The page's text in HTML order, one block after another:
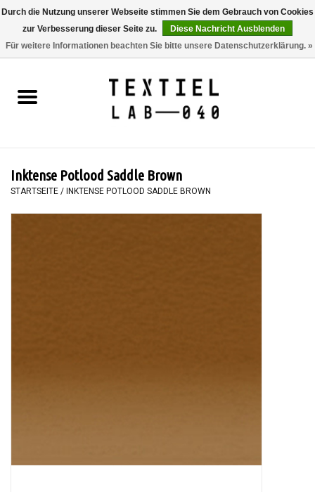
0 Artikel - €0,00
BÜCHER
MALEN
Inktense Potlood Saddle Brown
STARTSEITE / INKTENSE POTLOOD SADDLE BROWN
Durch die Nutzung unserer Webseite stimmen Sie dem Gebrauch von Cookies
zur Verbesserung dieser Seite zu.
Diese Nachricht Ausblenden
Für weitere Informationen beachten Sie bitte unsere Datenschutzerklärung. »